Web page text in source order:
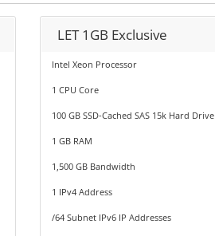
LET 1GB Exclusive
Intel Xeon Processor
1 CPU Core
100 GB SSD-Cached SAS 15k Hard Drive
1 GB RAM
1,500 GB Bandwidth
1 IPv4 Address
/64 Subnet IPv6 IP Addresses